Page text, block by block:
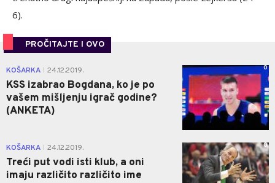
6).
PROČITAJTE I OVO
KOŠARKA 24.12.2019.
KSS izabrao Bogdana, ko je po
vašem mišljenju igrač godine?
(ANKETA)
0
KOŠARKA 24.12.2019.
Treći put vodi isti klub, a oni
imaju različito različito ime
0